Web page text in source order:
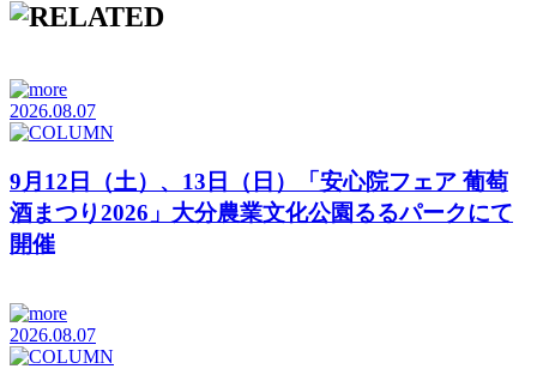
2026.08.07
9月12日（土）、13日（日）「安心院フェア 葡萄
酒まつり2026」大分農業文化公園るるパークにて
開催
2026.08.07